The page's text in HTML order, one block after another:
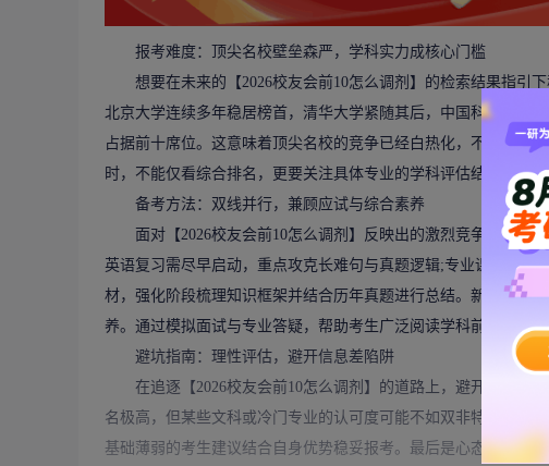
报考难度：顶尖名校壁垒森严，学科实力成核心门槛
想要在未来的【2026校友会前10怎么调剂】的检索结果指引下
北京大学连续多年稳居榜首，清华大学紧随其后，中国科学院大
占据前十席位。这意味着顶尖名校的竞争已经白热化，不仅对初
时，不能仅看综合排名，更要关注具体专业的学科评估结果，因
备考方法：双线并行，兼顾应试与综合素养
面对【2026校友会前10怎么调剂】反映出的激烈竞争态势，科
英语复习需尽早启动，重点攻克长难句与真题逻辑;专业课则要
材，强化阶段梳理知识框架并结合历年真题进行总结。新东方在线
养。通过模拟面试与专业答疑，帮助考生广泛阅读学科前沿文献
避坑指南：理性评估，避开信息差陷阱
在追逐【2026校友会前10怎么调剂】的道路上，避开常见误
名极高，但某些文科或冷门专业的认可度可能不如双非特色校，
基础薄弱的考生建议结合自身优势稳妥报考。最后是心态管理，